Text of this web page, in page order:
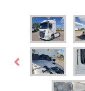
Previous